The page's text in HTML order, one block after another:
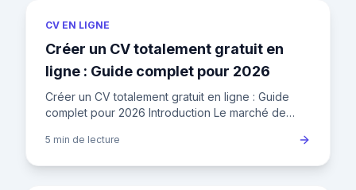
CV EN LIGNE
Créer un CV totalement gratuit en
ligne : Guide complet pour 2026
Créer un CV totalement gratuit en ligne : Guide
complet pour 2026 Introduction Le marché de
de personnes en a
5 min de lecture